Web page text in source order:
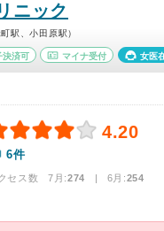
ニック
駅、小田原駅）
決済可 マイナ受付 女医
4.20
6件
セス数 7月:274 | 6月:254